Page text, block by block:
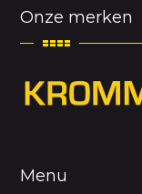
Onze merken
Menu